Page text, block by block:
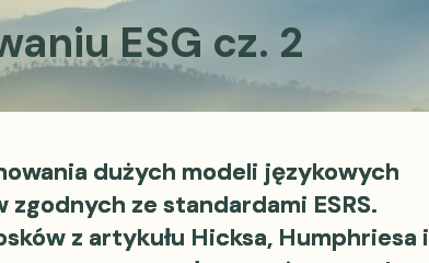
ESG cz. 2
dużych modeli językowych
ze standardami ESRS.
z artykułu Hicksa, Humphriesa i